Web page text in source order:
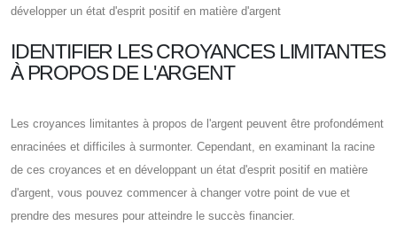
développer un état d'esprit positif en matière d'argent
IDENTIFIER LES CROYANCES LIMITANTES
À PROPOS DE L'ARGENT
Les croyances limitantes à propos de l'argent peuvent être profondément
enracinées et difficiles à surmonter. Cependant, en examinant la racine
de ces croyances et en développant un état d'esprit positif en matière
d'argent, vous pouvez commencer à changer votre point de vue et
prendre des mesures pour atteindre le succès financier.